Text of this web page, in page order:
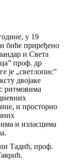
у 19
биће приређено
и Света
проф. др
је „светлопис”
двојаке
ритмовима
и просторно
и изласцима
Тадић, проф.